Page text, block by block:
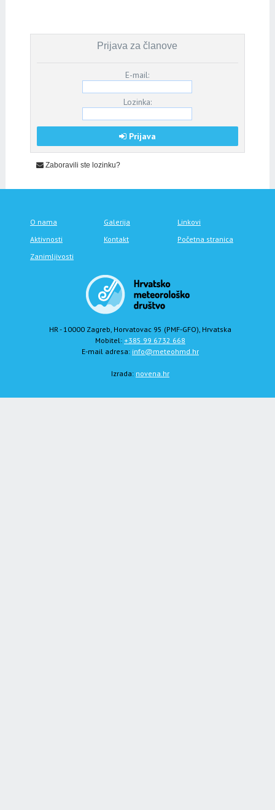
Prijava za članove
E-mail:
Lozinka:
Prijava
Zaboravili ste lozinku?
O nama Galerija
Linkovi
Aktivnosti
Kontakt
Početna stranica
Zanimljivosti
HR - 10000 Zagreb, Horvatovac 95 (PMF-GFO), Hrvatska
Mobitel: +385 99 6732 668
E-mail adresa: info@meteohmd.hr
Izrada: novena.hr